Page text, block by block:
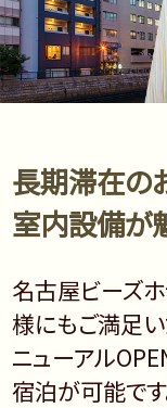
長期滞在の
室内設備が
名古屋ビーズ
様にもご満足
ニューアル
宿泊が可能です